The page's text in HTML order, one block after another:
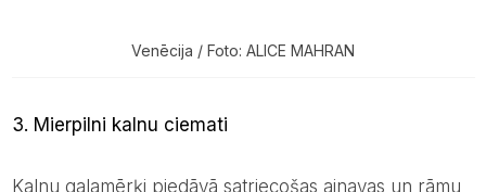
Venēcija / Foto: ALICE MAHRAN
3. Mierpilni kalnu ciemati
Kalnu galamērķi piedāvā satriecošas ainavas un rāmu